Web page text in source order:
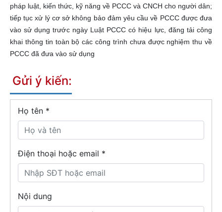
pháp luật, kiến thức, kỹ năng về PCCC và CNCH cho người dân;
tiếp tục xử lý cơ sở không bảo đảm yêu cầu về PCCC được đưa
vào sử dụng trước ngày Luật PCCC có hiệu lực, đăng tải công
khai thông tin toàn bộ các công trình chưa được nghiệm thu về
PCCC đã đưa vào sử dụng
Gửi ý kiến:
Họ tên *
Điện thoại hoặc email *
Nội dung